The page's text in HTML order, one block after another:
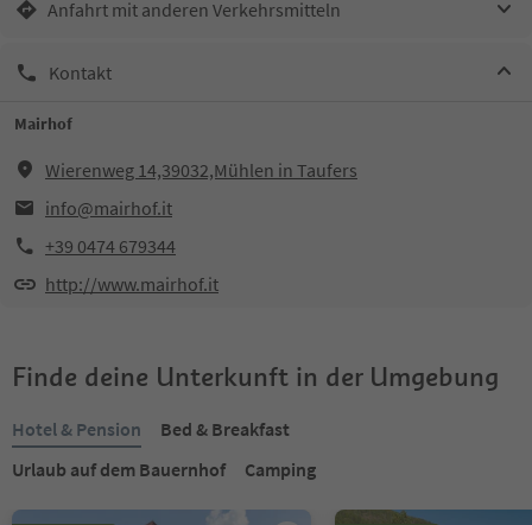
Anfahrt mit anderen Verkehrsmitteln
Kontakt
Mairhof
Wierenweg 14,39032,Mühlen in Taufers
info@mairhof.it
+39 0474 679344
http://www.mairhof.it
Finde deine Unterkunft in der Umgebung
Hotel & Pension
Bed & Breakfast
Urlaub auf dem Bauernhof
Camping